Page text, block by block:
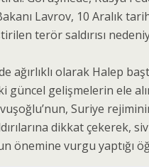
Lavrov, 10 Aralık
terör saldırısı
ağırlıklı olarak Halep
güncel gelişmelerin ele
Suriye
dikkat çekerek,
önemine vurgu yaptığı